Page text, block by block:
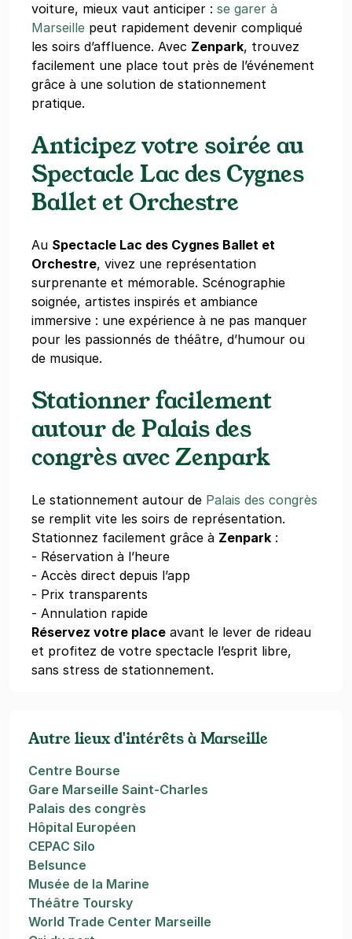
voiture, mieux vaut anticiper : se garer à
Marseille peut rapidement devenir compliqué
les soirs d’affluence. Avec Zenpark, trouvez
facilement une place tout près de l’événement
grâce à une solution de stationnement
pratique.
Anticipez votre soirée au
Spectacle Lac des Cygnes
Ballet et Orchestre
Au Spectacle Lac des Cygnes Ballet et
Orchestre, vivez une représentation
surprenante et mémorable. Scénographie
soignée, artistes inspirés et ambiance
immersive : une expérience à ne pas manquer
pour les passionnés de théâtre, d’humour ou
de musique.
Stationner facilement
autour de Palais des
congrès avec Zenpark
Le stationnement autour de Palais des congrès
se remplit vite les soirs de représentation.
Stationnez facilement grâce à Zenpark :
- Réservation à l’heure
- Accès direct depuis l’app
- Prix transparents
- Annulation rapide
Réservez votre place avant le lever de rideau
et profitez de votre spectacle l’esprit libre,
sans stress de stationnement.
Autre lieux d'intérêts à Marseille
Centre Bourse
Gare Marseille Saint-Charles
Palais des congrès
Hôpital Européen
CEPAC Silo
Belsunce
Musée de la Marine
Théâtre Toursky
World Trade Center Marseille